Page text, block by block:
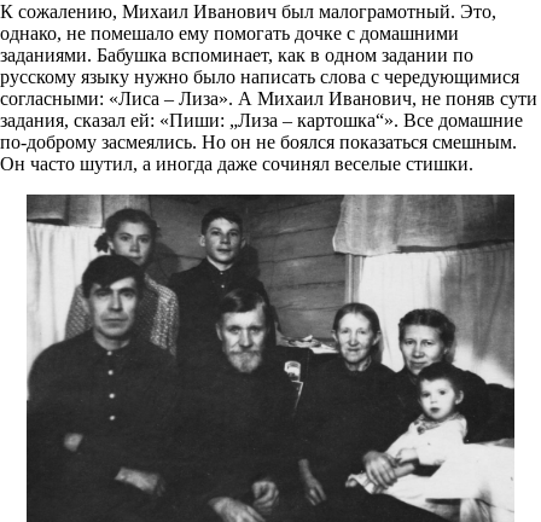
К сожалению, Михаил Иванович был малограмотный. Это,
однако, не помешало ему помогать дочке с домашними
заданиями. Бабушка вспоминает, как в одном задании по
русскому языку нужно было написать слова с чередующимися
согласными: «Лиса – Лиза». А Михаил Иванович, не поняв сути
задания, сказал ей: «Пиши: „Лиза – картошка“». Все домашние
по-доброму засмеялись. Но он не боялся показаться смешным.
Он часто шутил, а иногда даже сочинял веселые стишки.